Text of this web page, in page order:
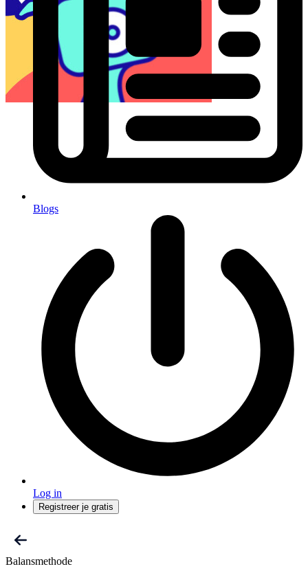
Blogs
Log in
Registreer je gratis
Balansmethode